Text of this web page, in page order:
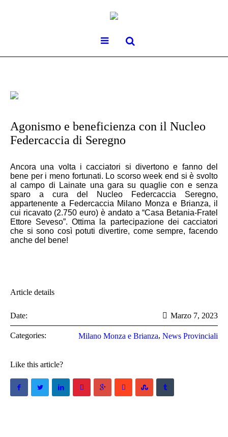
Agonismo e beneficienza con il Nucleo
Federcaccia di Seregno
Ancora una volta i cacciatori si divertono e fanno del
bene per i meno fortunati. Lo scorso week end si è svolto
al campo di Lainate una gara su quaglie con e senza
sparo a cura del Nucleo Federcaccia Seregno,
appartenente a Federcaccia Milano Monza e Brianza, il
cui ricavato (2.750 euro) è andato a “Casa Betania-Fratel
Ettore Seveso”. Ottima la partecipazione dei cacciatori
che si sono così potuti divertire, come sempre, facendo
anche del bene!
Article details
Date: Marzo 7, 2023
Categories: Milano Monza e Brianza, News Provinciali
Like this article?